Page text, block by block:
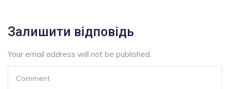
Залишити відповідь
Your email address will not be published.